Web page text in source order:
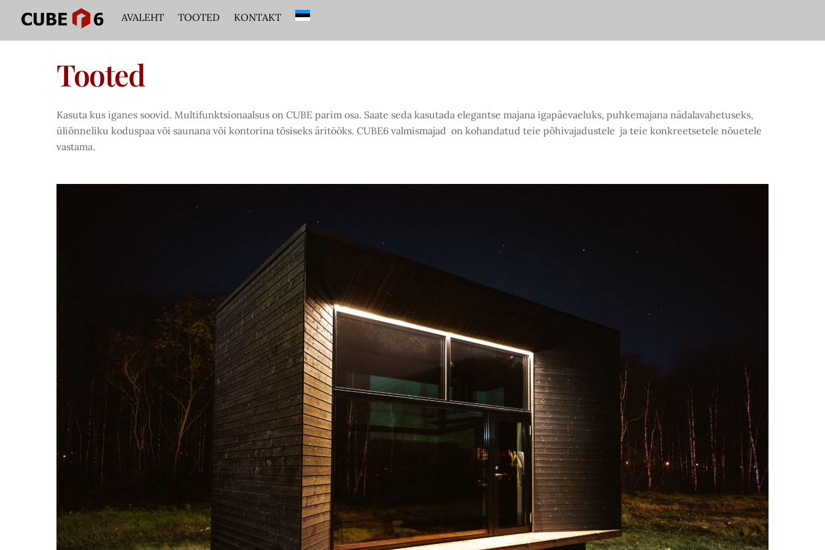
content
AVALEHT TOOTED KONTAKT
Tooted
Kasuta kus iganes soovid. Multifunktsionaalsus on CUBE parim osa. Saate seda kasutada elegantse majana igapäevaeluks, puhkemajana nädalavahetuseks,
üliõnneliku koduspaa või saunana või kontorina tõsiseks äritööks. CUBE6 valmismajad on kohandatud teie põhivajadustele ja teie konkreetsetele nõuetele
vastama.